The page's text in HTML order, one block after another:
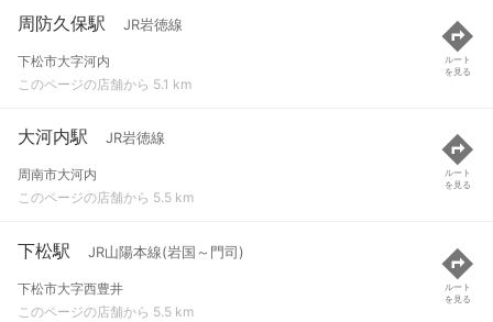
周防久保駅 JR岩徳線
下松市大字河内
このページの店舗から 5.1 km
ルート
を見る
大河内駅 JR岩徳線
周南市大河内
このページの店舗から 5.5 km
ルート
を見る
下松駅 JR山陽本線(岩国～門司)
下松市大字西豊井
このページの店舗から 5.5 km
ルート
を見る